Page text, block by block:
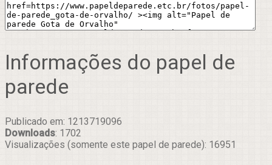
Informações do papel de
parede
Publicado em: 1213719096
Downloads: 1702
Visualizações (somente este papel de parede): 16951